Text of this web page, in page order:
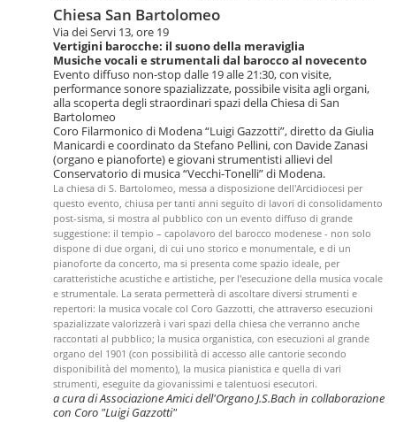
Chiesa San Bartolomeo
Via dei Servi 13, ore 19
Vertigini barocche: il suono della meraviglia
Musiche vocali e strumentali dal barocco al novecento
Evento diffuso non-stop dalle 19 alle 21:30, con visite,
performance sonore spazializzate, possibile visita agli organi,
alla scoperta degli straordinari spazi della Chiesa di San
Bartolomeo
Coro Filarmonico di Modena “Luigi Gazzotti”, diretto da Giulia
Manicardi e coordinato da Stefano Pellini, con Davide Zanasi
(organo e pianoforte) e giovani strumentisti allievi del
Conservatorio di musica “Vecchi-Tonelli” di Modena.
La chiesa di S. Bartolomeo, messa a disposizione dell'Arcidiocesi per
questo evento, chiusa per tanti anni seguito di lavori di consolidamento
post-sisma, si mostra al pubblico con un evento diffuso di grande
suggestione: il tempio – capolavoro del barocco modenese - non solo
dispone di due organi, di cui uno storico e monumentale, e di un
pianoforte da concerto, ma si presenta come spazio ideale, per
caratteristiche acustiche e artistiche, per l'esecuzione della musica vocale
e strumentale. La serata permetterà di ascoltare diversi strumenti e
repertori: la musica vocale col Coro Gazzotti, che attraverso esecuzioni
spazializzate valorizzerà i vari spazi della chiesa che verranno anche
raccontati al pubblico; la musica organistica, con esecuzioni al grande
organo del 1901 (con possibilità di accesso alle cantorie secondo
disponibilità del momento), la musica pianistica e quella di vari
strumenti, eseguite da giovanissimi e talentuosi esecutori.
a cura di Associazione Amici dell'Organo J.S.Bach in collaborazione
con Coro "Luigi Gazzotti"